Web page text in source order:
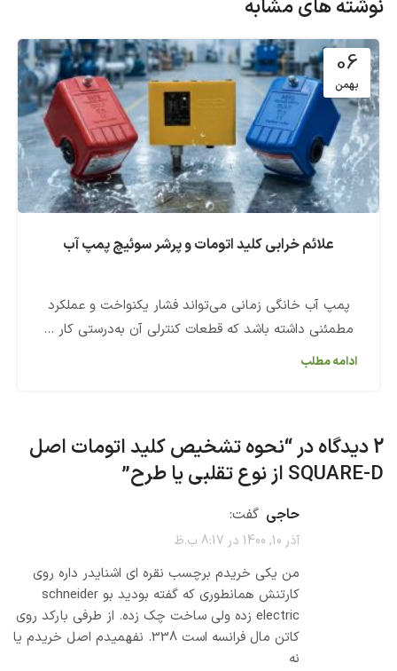
نوشته های مشابه
06
بهمن
علائم خرابی کلید اتومات و پرشر سوئیچ پمپ آب
پمپ آب خانگی زمانی می‌تواند فشار یکنواخت و عملکرد
مطمئنی داشته باشد که قطعات کنترلی آن به‌درستی کار ...
ادامه مطلب
2 دیدگاه در “
نحوه تشخیص کلید اتومات اصل
SQUARE-D از نوع تقلبی یا طرح
”
حاجی گفت:
آذر 10, 1400 در 8:17 ب.ظ
من یکی خریدم برچسب نقره ای اشنایدر داره روی
کارتنش همانطوری که گفته بودید بو schneider
electric زده ولی ساخت چک زده. از طرفی بارکد روی
کاتن مال فرانسه است 338. نفهمیدم اصل خریدم یا
نه